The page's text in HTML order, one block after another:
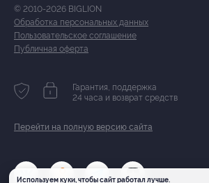
Используем куки, чтобы сайт работал лучше.
© 2010-2026 BIGLION
Обработка персональных данных
Пользовательское соглашение
Публичная оферта
Гарантия, поддержка
24 часа и возврат средств
Перейти на полную версию сайта